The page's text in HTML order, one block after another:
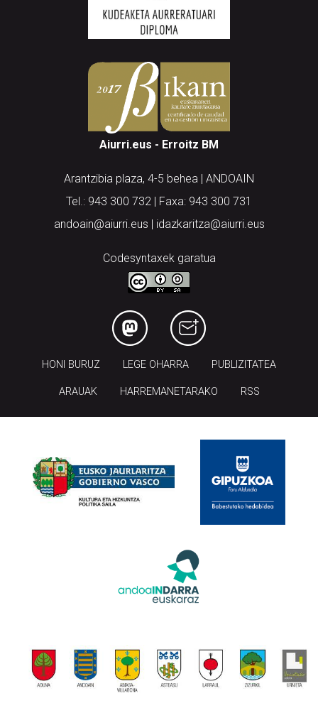
Aiurri.eus - Erroitz BM
Arantzibia plaza, 4-5 behea | ANDOAIN
Tel.: 943 300 732 | Faxa: 943 300 731
andoain@aiurri.eus | idazkaritza@aiurri.eus
Codesyntaxek garatua
HONI BURUZ LEGE OHARRA PUBLIZITATEA
ARAUAK HARREMANETARAKO RSS